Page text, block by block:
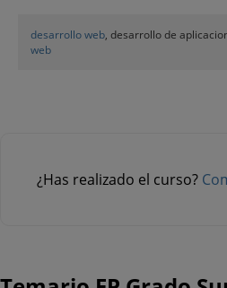
desarrollo web, desarrollo de
web
¿Has realizado el curso?